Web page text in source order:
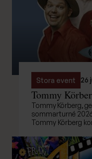
Stora event 26
Tommy
Tommy Körberg,
sommarturné
Tommy Körberg